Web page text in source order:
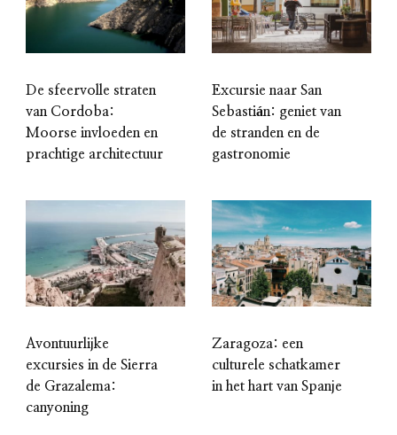
De sfeervolle straten
van Cordoba:
Moorse invloeden en
prachtige architectuur
Excursie naar San
Sebastián: geniet van
de stranden en de
gastronomie
Avontuurlijke
excursies in de Sierra
de Grazalema:
canyoning
Zaragoza: een
culturele schatkamer
in het hart van Spanje